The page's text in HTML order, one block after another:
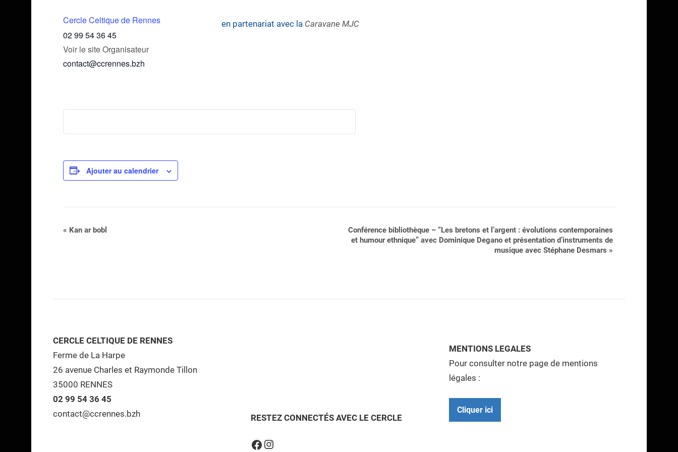
Cercle Celtique de Rennes
02 99 54 36 45
Voir le site Organisateur
contact@ccrennes.bzh
en partenariat avec la Caravane MJC
Ajouter au calendrier
Navigation
« Kan ar bobl
Conférence bibliothèque – “Les bretons et l’argent : évolutions contemporaines
et humour ethnique” avec Dominique Degano et présentation d’instruments de
musique avec Stéphane Desmars »
CERCLE CELTIQUE DE RENNES
Ferme de La Harpe
26 avenue Charles et Raymonde Tillon
35000 RENNES
02 99 54 36 45
contact@ccrennes.bzh
RESTEZ CONNECTÉS AVEC LE CERCLE
Facebook
Instagram
MENTIONS LEGALES
Pour consulter notre page de mentions
légales :
Cliquer ici